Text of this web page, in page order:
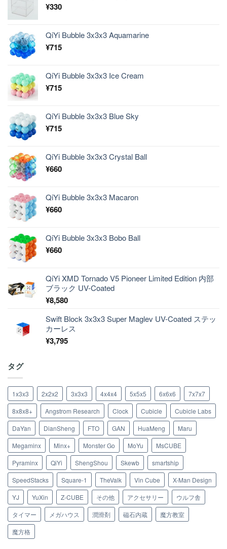
¥330
QiYi Bubble 3x3x3 Aquamarine
¥715
QiYi Bubble 3x3x3 Ice Cream
¥715
QiYi Bubble 3x3x3 Blue Sky
¥715
QiYi Bubble 3x3x3 Crystal Ball
¥660
QiYi Bubble 3x3x3 Macaron
¥660
QiYi Bubble 3x3x3 Bobo Ball
¥660
QiYi XMD Tornado V5 Pioneer Limited Edition 内部
ブラック UV-Coated
¥8,580
Swift Block 3x3x3 Super Maglev UV-Coated ステッ
カーレス
¥3,795
タグ
1x3x3 2x2x2 3x3x3 4x4x4 5x5x5 6x6x6
7x7x7
8x8x8+
Angstrom Research Clock Cubicle
Cubicle Labs
DaYan
DianSheng FTO GAN HuaMeng
Maru
Megaminx
Minx+ Monster Go MoYu
MsCUBE
Pyraminx
QiYi ShengShou Skewb
smartship
SpeedStacks
Square-1 TheValk Vin Cube
X-Man Design
YJ
YuXin Z-CUBE その他 アクセサリー
ウルフ舎
タイマー
メガハウス 潤滑剤 磁石内蔵
魔方教室
魔方格